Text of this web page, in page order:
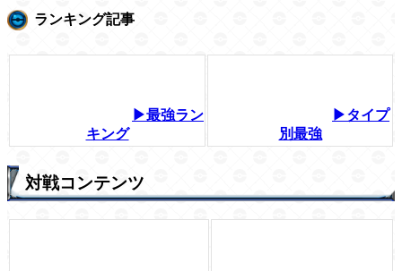
ランキング記事
▶最強ラン
キング
▶タイプ
別最強
対戦コンテンツ